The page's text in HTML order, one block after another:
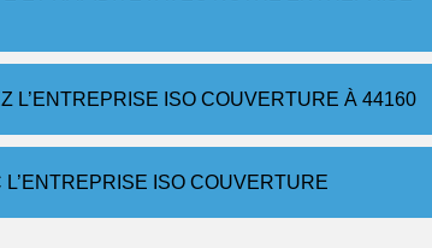
L’ENTREPRISE ISO COUVERTURE À 44160
ISO COUVERTURE